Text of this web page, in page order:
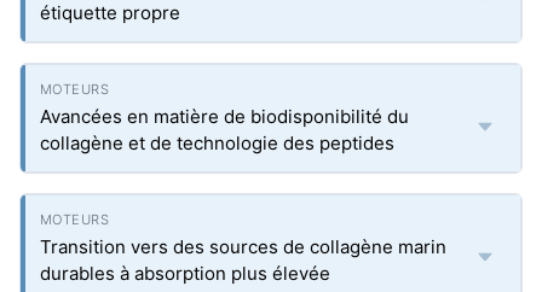
étiquette propre
Avancées en matière de biodisponibilité du
collagène et de technologie des peptides
Transition vers des sources de collagène marin
durables à absorption plus élevée